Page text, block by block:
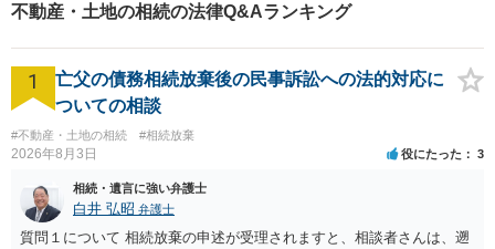
不動産・土地の相続の法律Q&Aランキング
1
亡父の債務相続放棄後の民事訴訟への法的対応に
ついての相談
#不動産・土地の相続 #相続放棄
2026年8月3日 役にたった 3
相続・遺言に強い弁護士
白井 弘昭 弁護士
質問１について 相続放棄の申述が受理されますと、相談者さんは、遡